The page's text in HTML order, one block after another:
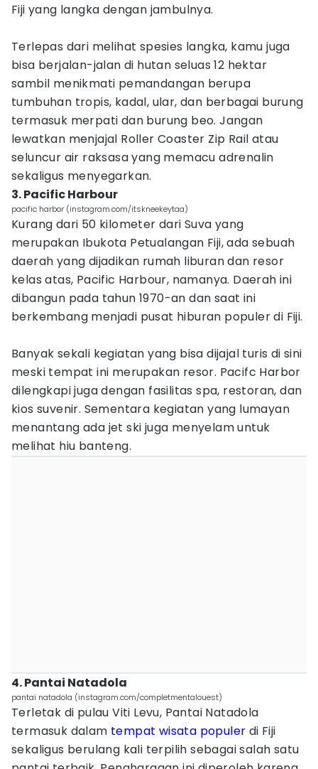
Fiji yang langka dengan jambulnya.
Terlepas dari melihat spesies langka, kamu juga
bisa berjalan-jalan di hutan seluas 12 hektar
sambil menikmati pemandangan berupa
tumbuhan tropis, kadal, ular, dan berbagai burung
termasuk merpati dan burung beo. Jangan
lewatkan menjajal Roller Coaster Zip Rail atau
seluncur air raksasa yang memacu adrenalin
sekaligus menyegarkan.
3. Pacific Harbour
pacific harbor (instagram.com/itskneekeytaa)
Kurang dari 50 kilometer dari Suva yang
merupakan Ibukota Petualangan Fiji, ada sebuah
daerah yang dijadikan rumah liburan dan resor
kelas atas, Pacific Harbour, namanya. Daerah ini
dibangun pada tahun 1970-an dan saat ini
berkembang menjadi pusat hiburan populer di Fiji.
Banyak sekali kegiatan yang bisa dijajal turis di sini
meski tempat ini merupakan resor. Pacifc Harbor
dilengkapi juga dengan fasilitas spa, restoran, dan
kios suvenir. Sementara kegiatan yang lumayan
menantang ada jet ski juga menyelam untuk
melihat hiu banteng.
4. Pantai Natadola
pantai natadola (instagram.com/completmentalouest)
Terletak di pulau Viti Levu, Pantai Natadola
termasuk dalam tempat wisata populer di Fiji
sekaligus berulang kali terpilih sebagai salah satu